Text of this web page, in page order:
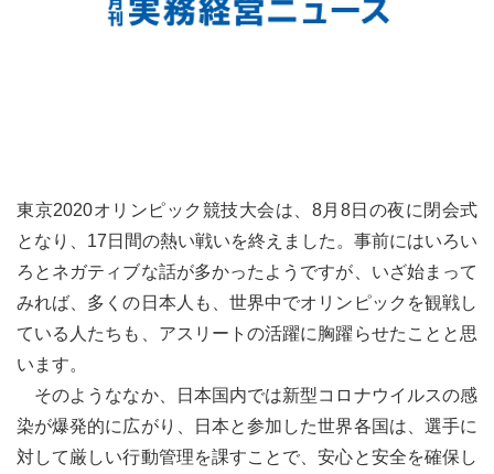
東京2020オリンピック競技大会は、8月8日の夜に閉会式
となり、17日間の熱い戦いを終えました。事前にはいろい
ろとネガティブな話が多かったようですが、いざ始まって
みれば、多くの日本人も、世界中でオリンピックを観戦し
ている人たちも、アスリートの活躍に胸躍らせたことと思
います。
そのようななか、日本国内では新型コロナウイルスの感
染が爆発的に広がり、日本と参加した世界各国は、選手に
対して厳しい行動管理を課すことで、安心と安全を確保し